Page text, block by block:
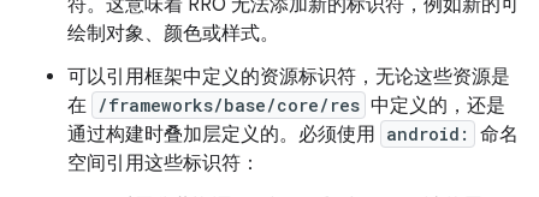
符。 这意味着 RRO 无法添加新的标识符，例如新的可
绘制对象、颜色或样式。
可以引用框架中定义的资源标识符，无论这些资源是
在 /frameworks/base/core/res 中定义的，还是
通过构建时叠加层定义的。 必须使用 android:
命名
空间引用这些标识符：